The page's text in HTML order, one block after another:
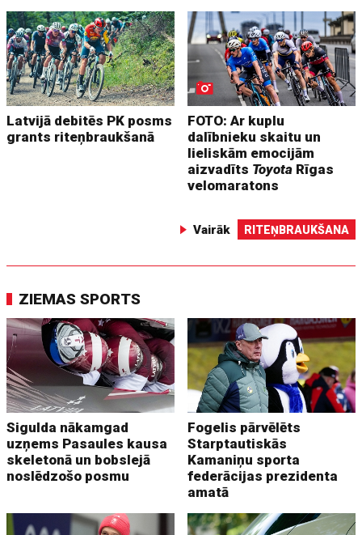
Latvijā debitēs PK posms
grants riteņbraukšanā
FOTO: Ar kuplu
dalībnieku skaitu un
lieliskām emocijām
aizvadīts Toyota Rīgas
velomaratons
Vairāk RITEŅBRAUKŠANA
ZIEMAS SPORTS
Sigulda nākamgad
uzņems Pasaules kausa
skeletonā un bobslejā
noslēdzošo posmu
Fogelis pārvēlēts
Starptautiskās
Kamaniņu sporta
federācijas prezidenta
amatā